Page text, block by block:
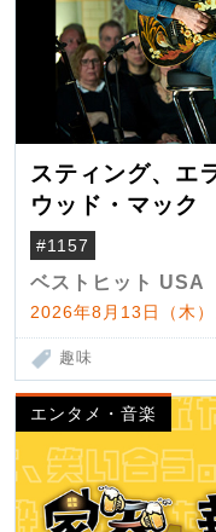
スティング、エ
ウッド・マック
#1157
ベストヒット USA
2026年8月13日（木
趣味
エンタメ・音楽